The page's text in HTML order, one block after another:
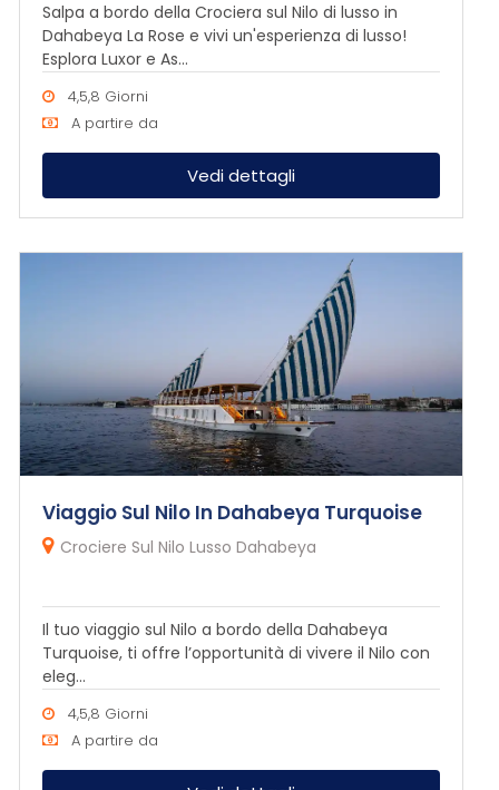
Salpa a bordo della Crociera sul Nilo di lusso in
Dahabeya La Rose e vivi un'esperienza di lusso!
Esplora Luxor e As...
4,5,8 Giorni
A partire da
Vedi dettagli
Viaggio Sul Nilo In Dahabeya Turquoise
Crociere Sul Nilo Lusso Dahabeya
Il tuo viaggio sul Nilo a bordo della Dahabeya
Turquoise, ti offre l’opportunità di vivere il Nilo con
eleg...
4,5,8 Giorni
A partire da